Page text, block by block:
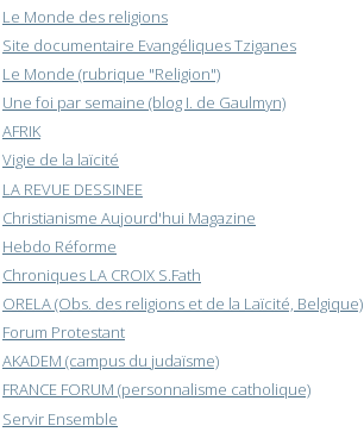
Le Monde des religions
Site documentaire Evangéliques Tziganes
Le Monde (rubrique "Religion")
Une foi par semaine (blog I. de Gaulmyn)
AFRIK
Vigie de la laïcité
LA REVUE DESSINEE
Christianisme Aujourd'hui Magazine
Hebdo Réforme
Chroniques LA CROIX S.Fath
ORELA (Obs. des religions et de la Laïcité, Belgique)
Forum Protestant
AKADEM (campus du judaïsme)
FRANCE FORUM (personnalisme catholique)
Servir Ensemble